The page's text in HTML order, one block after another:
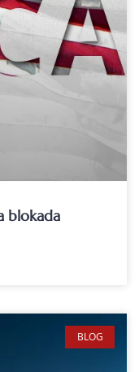
blokada
BLOG